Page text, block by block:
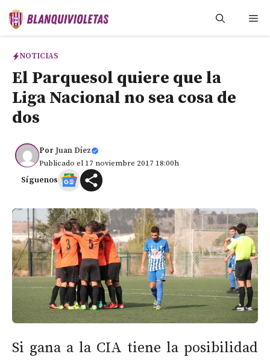
Saltar
NOTICIAS
El Parquesol quiere que la
Liga Nacional no sea cosa de
dos
Por Juan Díez
Publicado el 17 noviembre 2017 18:00h
Síguenos
Si gana a la CIA tiene la posibilidad